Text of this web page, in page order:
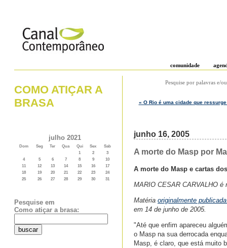
comunidade
COMO ATIÇAR A
BRASA
julho 2021
Dom Seg Ter Qua Qui Sex
Sab
1
2
3
4
5 6 7 8 9
10
11
12 13 14 15 16
17
18
19 20 21 22 23
24
25
26 27 28 29 30 31
Pesquise em
Como atiçar a brasa:
Pesquise por palavras e/
« O Rio é uma cidade que
junho 16, 2005
A morte do Masp por
A morte do Masp e cartas
MARIO CESAR CARVALHO é
Matéria originalmente
em 14 de junho de 2005.
"Até que enfim apareceu
o Masp na sua derrocada
Masp, é claro, que está muito